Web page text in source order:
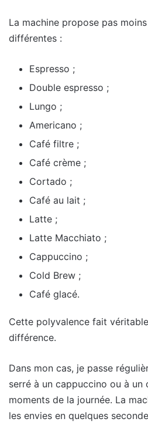
La machine propose pas
différentes :
Espresso ;
Double espresso ;
Lungo ;
Americano ;
Café filtre ;
Café crème ;
Cortado ;
Café au lait ;
Latte ;
Latte Macchiato ;
Cappuccino ;
Cold Brew ;
Café glacé.
Cette polyvalence fait
différence.
Dans mon cas, je passe
serré à un cappuccino ou à un
moments de la journée. La
les envies en quelques